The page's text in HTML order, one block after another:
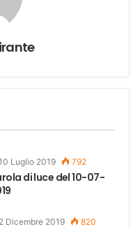
Luglio 2019 792
di luce del 10-07-
2 Dicembre 2019 820